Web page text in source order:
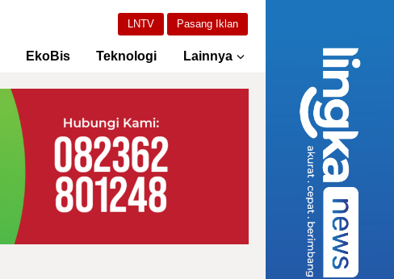
LNTV Pasang Iklan
EkoBis Teknologi Lainnya